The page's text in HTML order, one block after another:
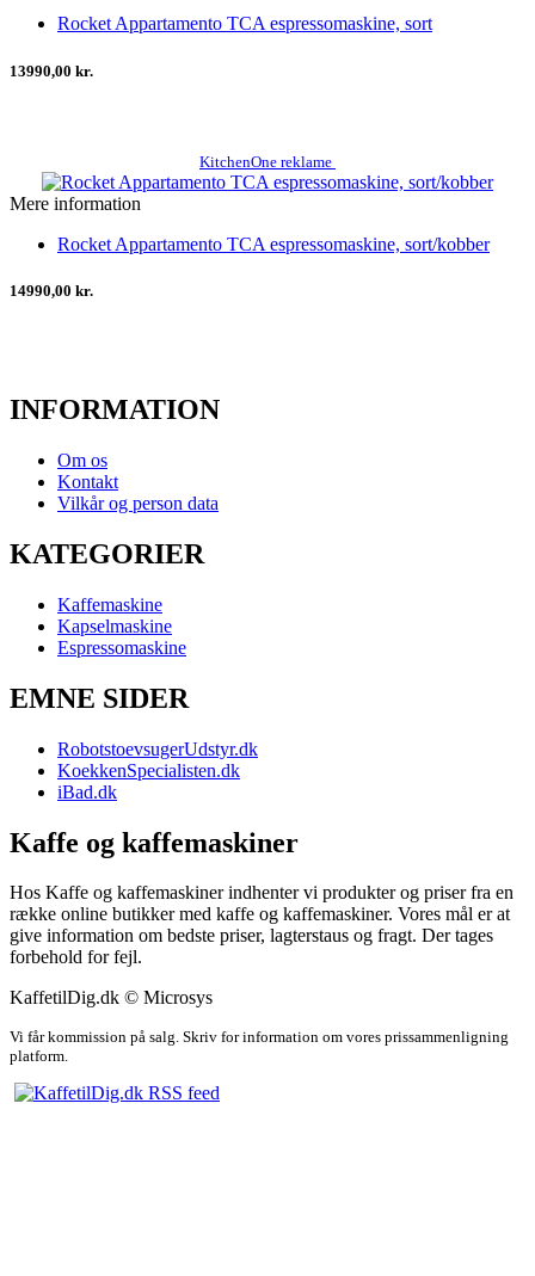
Rocket Appartamento TCA espressomaskine, sort
13990,00 kr.
KitchenOne reklame
Mere information
Rocket Appartamento TCA espressomaskine, sort/kobber
14990,00 kr.
INFORMATION
Om os
Kontakt
Vilkår og person data
KATEGORIER
Kaffemaskine
Kapselmaskine
Espressomaskine
EMNE SIDER
RobotstoevsugerUdstyr.dk
KoekkenSpecialisten.dk
iBad.dk
Kaffe og kaffemaskiner
Hos Kaffe og kaffemaskiner indhenter vi produkter og priser fra en
række online butikker med kaffe og kaffemaskiner. Vores mål er at
give information om bedste priser, lagterstaus og fragt. Der tages
forbehold for fejl.
KaffetilDig.dk © Microsys
Vi får kommission på salg. Skriv for information om vores prissammenligning
platform.